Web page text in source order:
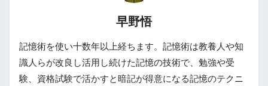
早野悟
記憶術を使い十数年以上経ちます。記憶術は教養人や知
識人らが改良し活用し続けた記憶の技術で、勉強や受
験、資格試験で活かすと暗記が得意になる記憶のテクニ